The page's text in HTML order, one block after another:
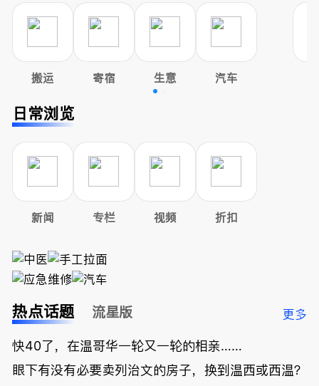
搬运 寄宿 生意 汽车
日常浏览
新闻 专栏 视频 折扣
热点话题 流星版 更多
快40了，在温哥华一轮又一轮的相亲……
眼下有没有必要卖列治文的房子，换到温西或西温？